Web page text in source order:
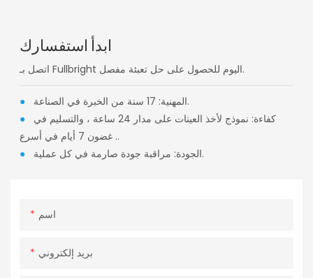
ابدأ استفسارك
اتصل بـ Fullbright اليوم للحصول على حل تعبئة مفصل.
●
المهنية: 17 سنة من الخبرة في الصناعة.
●
غضون 7 أيام في أسرع ..
●
الجودة: مراقبة جودة صارمة في كل عملية.
اسم
بريد إلكتروني